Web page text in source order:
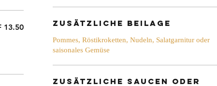
13.50 zusätzliche Beilage
Pommes, Röstikroketten, Nudeln, Salatgarnitur oder
saisonales Gemüse
zusätzliche Saucen oder